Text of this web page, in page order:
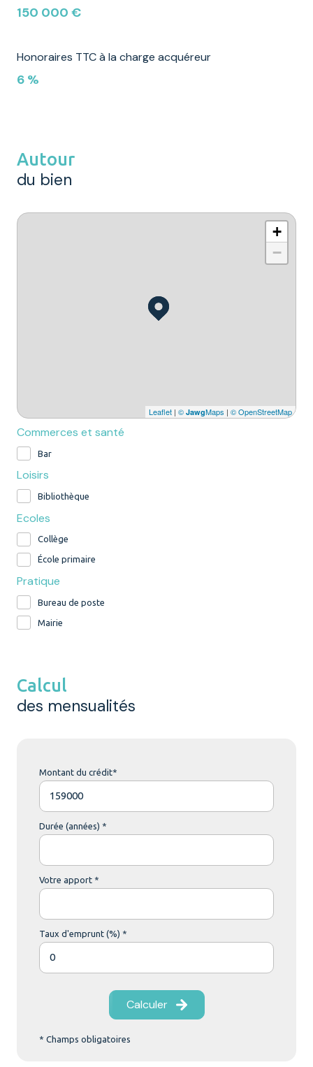
150 000 €
Honoraires TTC à la charge acquéreur
6 %
Autour
du bien
+
−
Leaflet | © JawgMaps | © OpenStreetMap
Commerces et santé
Bar
Loisirs
Bibliothèque
Ecoles
Collège
École primaire
Pratique
Bureau de poste
Mairie
Calcul
des mensualités
Montant du crédit*
Durée (années) *
Votre apport *
Taux d'emprunt (%) *
Calculer
* Champs obligatoires